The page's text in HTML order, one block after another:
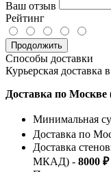
Ваш отзыв
Рейтинг
Продолжить
Способы доставки
Курьерская доставка
Доставка по
Минимальная
Доставка по
Доставка
МКАД) - 8000